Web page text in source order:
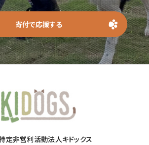
寄付で応援する
定非営利活動法人キドックス